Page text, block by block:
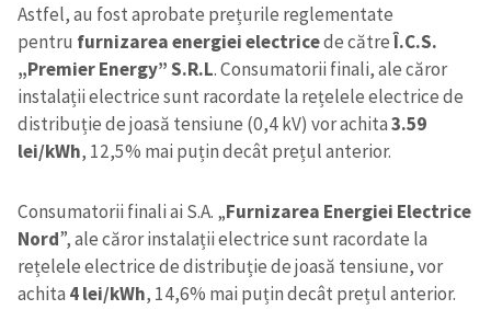
Astfel, au fost aprobate prețurile reglementate
pentru furnizarea energiei electricede cătreÎ.C.S.
„Premier Energy” S.R.L. Consumatorii finali, ale căror
instalații electrice sunt racordate la rețelele electrice de
distribuție de joasă tensiune (0,4 kV) vor achita3.59
lei/kWh, 12,5% mai puțin decât prețul anterior.
Consumatorii finali ai S.A. „Furnizarea Energiei Electrice
Nord”, ale căror instalații electrice sunt racordate la
rețelele electrice de distribuție de joasă tensiune, vor
achita 4 lei/kWh, 14,6% mai puțin decât prețul anterior.